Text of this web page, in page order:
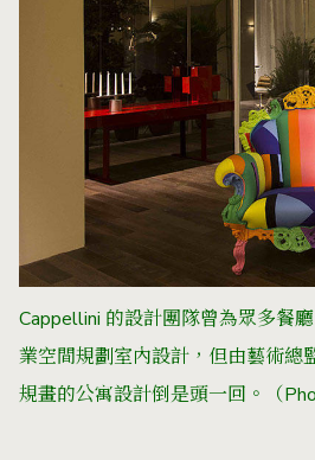
Cappellini 的設計團隊曾為眾多餐
業空間規劃室內設計，但由藝術總
規畫的公寓設計倒是頭一回。（